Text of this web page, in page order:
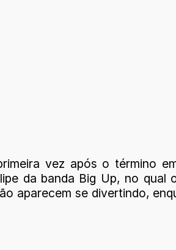
vez após o término
da banda Big Up, no qual
aparecem se divertindo,